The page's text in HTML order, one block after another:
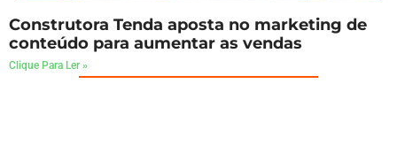
Construtora Tenda aposta no marketing de
conteúdo para aumentar as vendas
Clique Para Ler »